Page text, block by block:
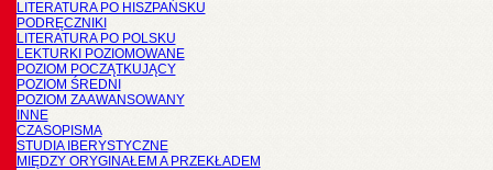
LITERATURA PO HISZPAŃSKU
PODRĘCZNIKI
LITERATURA PO POLSKU
LEKTURKI POZIOMOWANE
POZIOM POCZĄTKUJĄCY
POZIOM ŚREDNI
POZIOM ZAAWANSOWANY
INNE
CZASOPISMA
STUDIA IBERYSTYCZNE
MIĘDZY ORYGINAŁEM A PRZEKŁADEM